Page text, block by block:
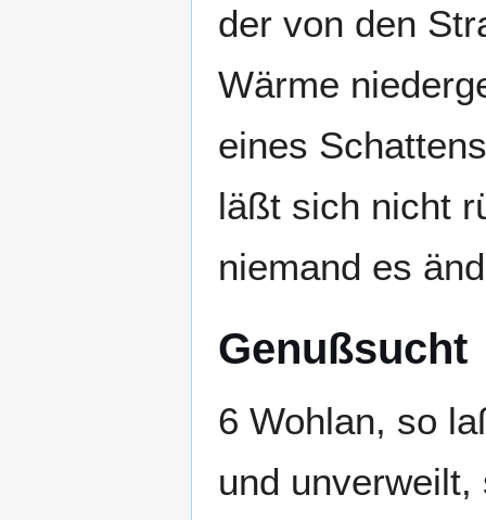
der von den
Wärme
eines
läßt sich nicht
niemand es
Genußsucht
6 Wohlan, so
und